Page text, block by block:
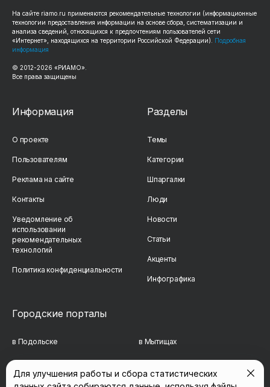
На сайте riamo.ru применяются рекомендательные технологии (информационные
технологии предоставления информации на основе сбора, систематизации и
анализа сведений, относящихся к предпочтениям пользователей сети
«Интернет», находящихся на территории Российской Федерации).
Подробная
информация
© 2012-2026 «РИАМО».
Все права защищены
Информация
О проекте
Пользователям
Реклама на сайте
Контакты
Уведомление об
использовании
рекомендательных
технологий
Политика конфиденциальности
Разделы
Темы
Категории
Шпаргалки
Люди
Новости
Статьи
Акценты
Инфографика
Городские порталы
в Подольске в Мытищах
Для улучшения работы и сбора статистических